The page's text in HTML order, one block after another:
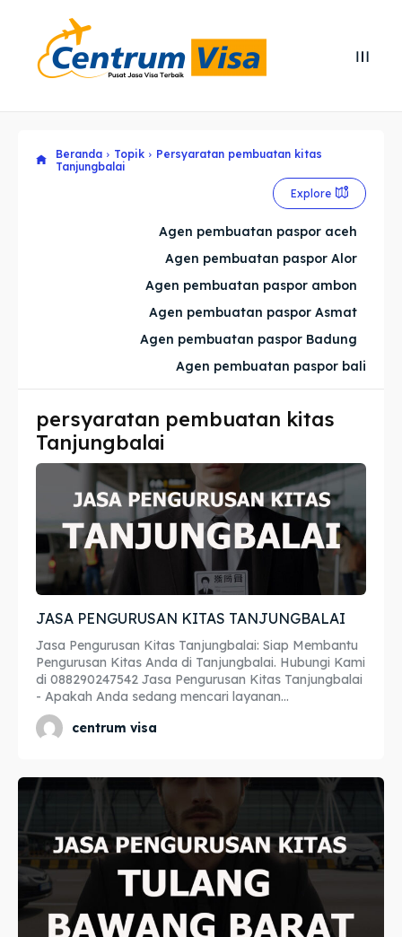
Explore our destinations
Imta
Legalisir
Apostille
Penerjemah
Asuransi
Explore our destinations
Imta
Legalisir
Apostille
Penerjemah
Asuransi
Beranda Topik
Persyaratan pembuatan kitas
Tanjungbalai
Explore
Agen pembuatan paspor aceh
Agen pembuatan paspor Alor
Agen pembuatan paspor ambon
Agen pembuatan paspor Asmat
Agen pembuatan paspor Badung
Agen pembuatan paspor bali
persyaratan pembuatan kitas
Tanjungbalai
JASA PENGURUSAN KITAS TANJUNGBALAI
Jasa Pengurusan Kitas Tanjungbalai: Siap Membantu
Pengurusan Kitas Anda di Tanjungbalai. Hubungi Kami
di 088290247542 Jasa Pengurusan Kitas Tanjungbalai
- Apakah Anda sedang mencari layanan...
centrum visa